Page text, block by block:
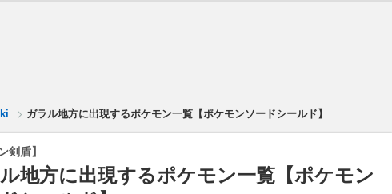
ガラル地方に出現するポケモン一覧【ポケモンソードシールド】
剣盾】
地方に出現するポケモン一覧【ポケモン